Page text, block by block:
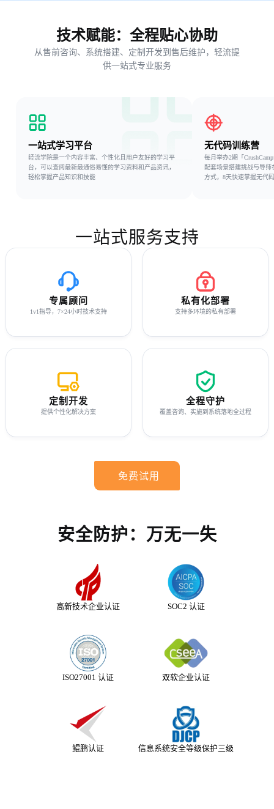
技术赋能：全程贴心协助
从售前咨询、系统搭建、定制开发到售后维护，轻流提
供一站式专业服务
一站式学习平台
轻流学院是一个内容丰富、个性化且用户友好的学习平
台，可以查阅最新最通俗易懂的学习资料和产品资讯，
轻松掌握产品知识和技能
无代码训练营
每月举办2期「
配套场景搭建挑战与导师
方式，8天快速掌握无代
一站式服务支持
专属顾问
1v1指导，7×24小时技术支持
私有化部署
支持多环境的私有部署
定制开发
提供个性化解决方案
全程守护
覆盖咨询、实施到系统落地全过程
免费试用
安全防护：万无一失
高新技术企业认证 SOC2 认证
ISO27001 认证 双软企业认证
鲲鹏认证 信息系统安全等级保护三级